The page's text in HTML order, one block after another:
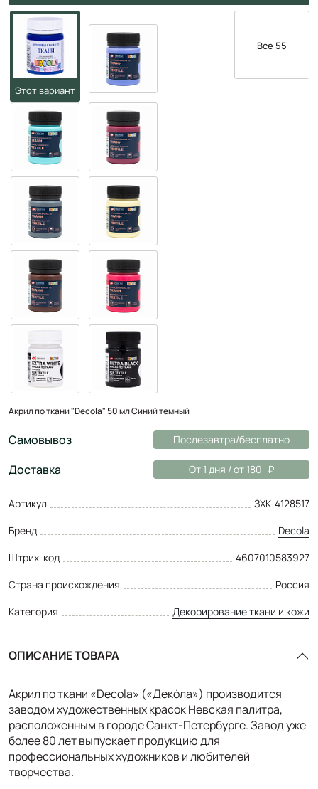
Все 55
Акрил по ткани "Decola" 50 мл Синий темный
Самовывоз Послезавтра/бесплатно
Доставка От 1 дня / от 180
Артикул
ЗХК-4128517
Бренд
Decola
Штрих-код
4607010583927
Страна происхождения
Россия
Категория
Декорирование ткани и кожи
ОПИСАНИЕ ТОВАРА
Акрил по ткани «Decola» («Декóла») производится
заводом художественных красок Невская палитра,
расположенным в городе Санкт-Петербурге. Завод уже
более 80 лет выпускает продукцию для
профессиональных художников и любителей
творчества.